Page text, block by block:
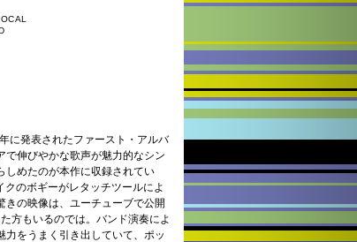
に発表されたファースト・アルバ
で伸びやかな歌声が魅力的なシン
しめたのが本作に収録されてい
クのボギーがレタッチツールによ
きの映像は、ユーチューブで公開
方もいるのでは。バンド演奏によ
をうまく引き出していて、ポッ